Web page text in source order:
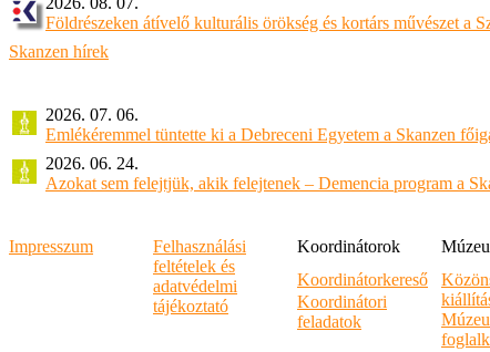
Földrészeken átívelő kulturális örökség és kortárs művészet a
Skanzen hírek
2026. 07. 06.
Emlékéremmel tüntette ki a Debreceni Egyetem a Skanzen
2026. 06. 24.
Azokat sem felejtjük, akik felejtenek – Demencia program a
Impresszum
Felhasználási
feltételek és
adatvédelmi
tájékoztató
Koordinátorok
Koordinátorkereső
Koordinátori
feladatok